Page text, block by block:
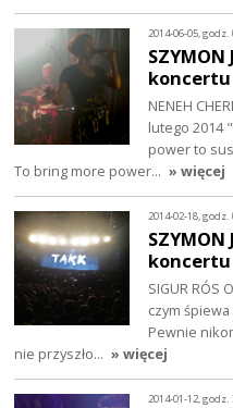
2014-06-05, godz.
SZYMON
koncertu
NENEH
lutego 2014
power to
To bring more power… » więcej
2014-02-18, godz.
SZYMON
koncertu
SIGUR RÓS
czym
Pewnie
nie przyszło… » więcej
2014-01-12, godz.